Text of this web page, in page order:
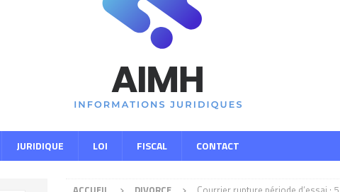
JURIDIQUE LOI FISCAL CONTACT